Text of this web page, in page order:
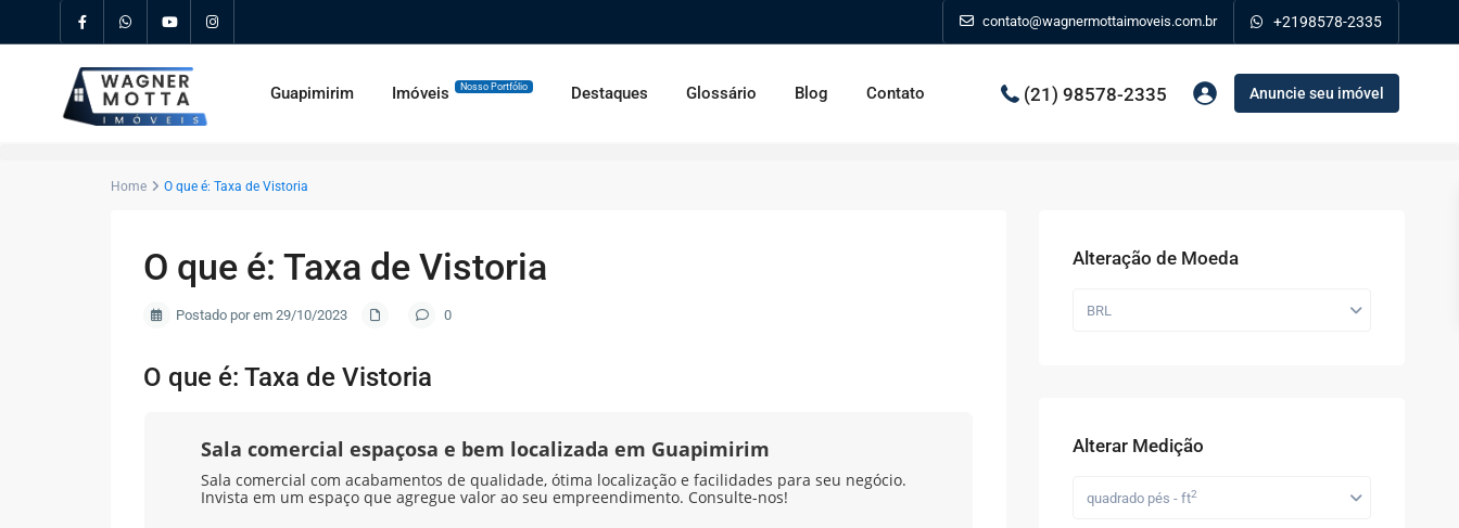
contato@wagnermottaimoveis.com.br +2198578-2335
Guapimirim Imóveis Nosso Portfólio Destaques Glossário Blog Contato (21) 98578-2335 Anuncie seu imóvel
Home O que é: Taxa de Vistoria
O que é: Taxa de Vistoria
Postado por em 29/10/2023 0
O que é: Taxa de Vistoria
Sala comercial espaçosa e bem localizada em Guapimirim
Sala comercial com acabamentos de qualidade, ótima localização e facilidades para seu negócio.
Invista em um espaço que agregue valor ao seu empreendimento. Consulte-nos!
Alteração de Moeda
BRL
Alterar Medição
quadrado pés - ft2